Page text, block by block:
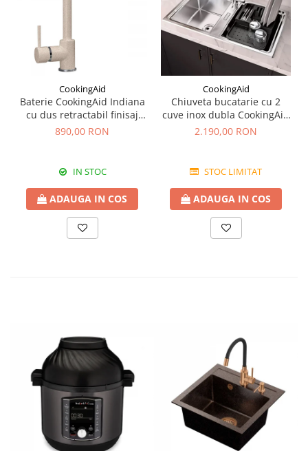
CookingAid
Baterie CookingAid Indiana
cu dus retractabil finisaj
granit Bej Pigmentat /
890,00 RON
IN STOC
ADAUGA IN COS
CookingAid
Chiuveta bucatarie cu 2
cuve inox dubla CookingAid
FUSION 86BB
2.190,00 RON
STOC LIMITAT
ADAUGA IN COS